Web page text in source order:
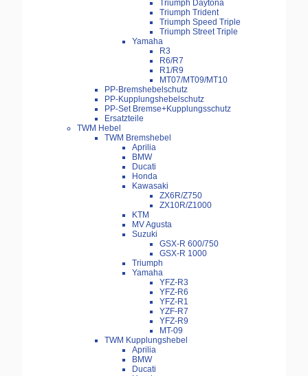
Triumph Daytona
Triumph Trident
Triumph Speed Triple
Triumph Street Triple
Yamaha
R3
R6/R7
R1/R9
MT07/MT09/MT10
PP-Bremshebelschutz
PP-Kupplungshebelschutz
PP-Set Bremse+Kupplungsschutz
Ersatzteile
TWM Hebel
TWM Bremshebel
Aprilia
BMW
Ducati
Honda
Kawasaki
ZX6R/Z750
ZX10R/Z1000
KTM
MV Agusta
Suzuki
GSX-R 600/750
GSX-R 1000
Triumph
Yamaha
YFZ-R3
YFZ-R6
YFZ-R1
YZF-R7
YFZ-R9
MT-09
TWM Kupplungshebel
Aprilia
BMW
Ducati